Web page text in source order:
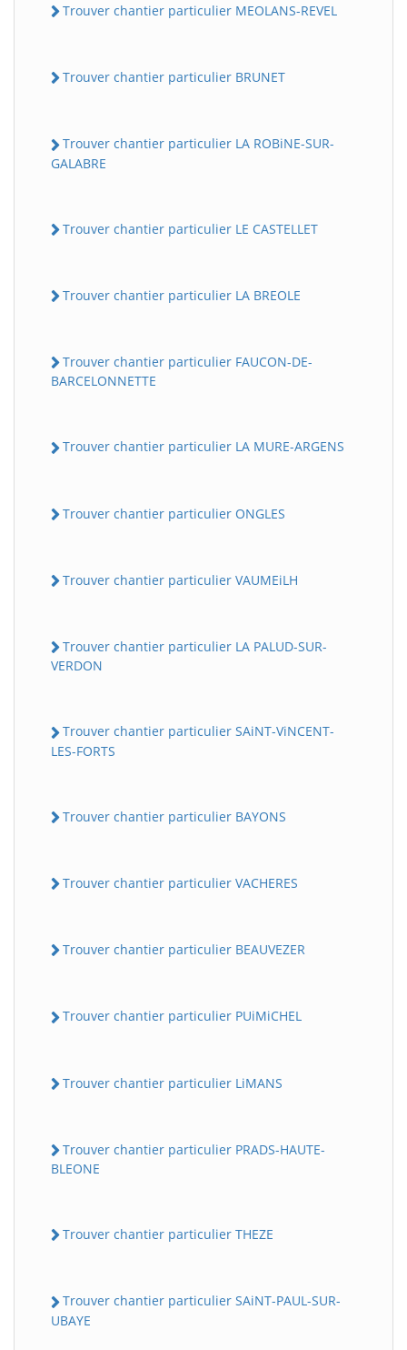
Trouver chantier particulier MEOLANS-REVEL
Trouver chantier particulier BRUNET
Trouver chantier particulier LA ROBiNE-SUR-
GALABRE
Trouver chantier particulier LE CASTELLET
Trouver chantier particulier LA BREOLE
Trouver chantier particulier FAUCON-DE-
BARCELONNETTE
Trouver chantier particulier LA MURE-ARGENS
Trouver chantier particulier ONGLES
Trouver chantier particulier VAUMEiLH
Trouver chantier particulier LA PALUD-SUR-
VERDON
Trouver chantier particulier SAiNT-ViNCENT-
LES-FORTS
Trouver chantier particulier BAYONS
Trouver chantier particulier VACHERES
Trouver chantier particulier BEAUVEZER
Trouver chantier particulier PUiMiCHEL
Trouver chantier particulier LiMANS
Trouver chantier particulier PRADS-HAUTE-
BLEONE
Trouver chantier particulier THEZE
Trouver chantier particulier SAiNT-PAUL-SUR-
UBAYE
Assistant en ligne